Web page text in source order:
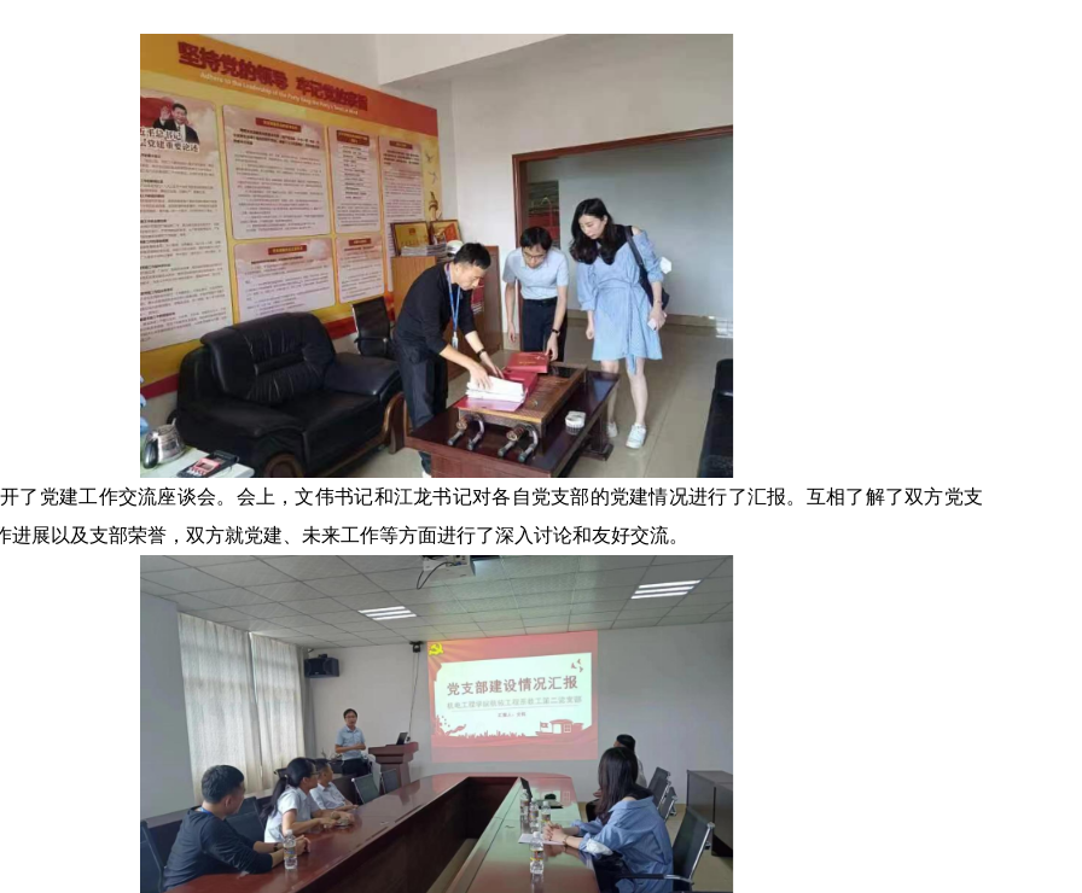
了党建工作交流座谈会。会上，文伟书记和江龙书记对各自党支部的党建情况进行了汇报。互相了解了双方党支
进展以及支部荣誉，双方就党建、未来工作等方面进行了深入讨论和友好交流。